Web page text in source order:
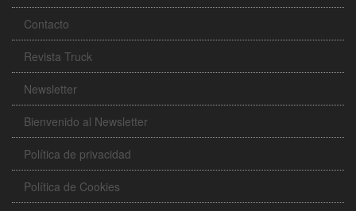
Contacto
Revista Truck
Newsletter
Bienvenido al Newsletter
Política de privacidad
Política de Cookies